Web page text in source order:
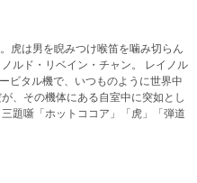
虎は男を睨みつけ喉笛を噛み切らん
ビタル機で、いつものように世界中
、その機体にある自室中に突如とし